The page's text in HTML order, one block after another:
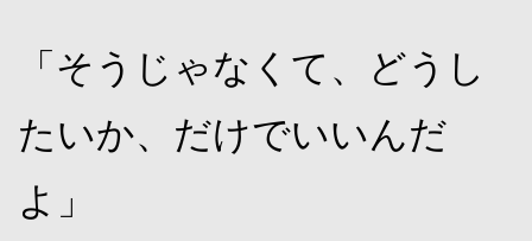
「そうじゃなくて、どうし
たいか、だけでいいんだ
よ」